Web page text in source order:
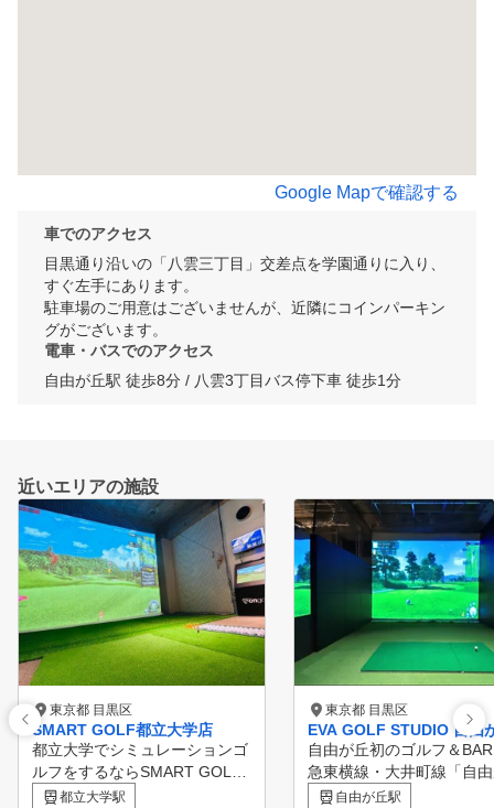
Google Mapで確認する
車でのアクセス
目黒通り沿いの「八雲三丁目」交差点を学園通りに入り、
すぐ左手にあります。
駐車場のご用意はございませんが、近隣にコインパーキン
グがございます。
電車・バスでのアクセス
自由が丘駅 徒歩8分 / 八雲3丁目バス停下車 徒歩1分
近いエリアの施設
東京都 目黒区
SMART GOLF都立大学店
都立大学でシミュレーションゴ
ルフをするならSMART GOLF
。 都立大学店は1ブースの個室
都立大学駅
東京都 目黒区
EVA GOLF STUDIO 自由
自由が丘初のゴルフ＆BAR
急東横線・大井町線「自
」駅徒歩2分という好立地
自由が丘駅